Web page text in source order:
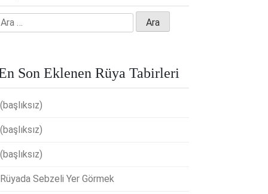
Arama:
Son Eklenen Rüya Tabirleri
(başlıksız)
(başlıksız)
(başlıksız)
Rüyada Sebzeli Yer Görmek